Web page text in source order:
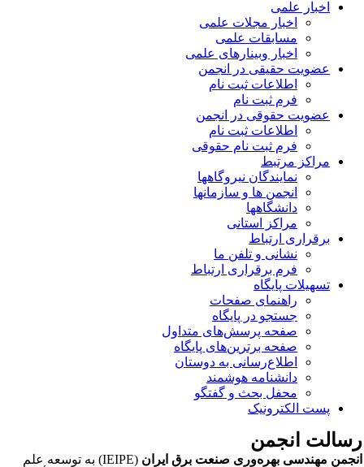
اخبار علمی
اخبار مجلات علمی
مسابقات علمی
اخبار وبینارهای علمی
عضویت حقیقی در انجمن
اطلاعات ثبت نام
فرم ثبت نام
عضویت حقوقی در انجمن
اطلاعات ثبت نام
فرم ثبت نام حقوقی
مراکز مرتبط
نمایندگان نیروگاهها
انجمن ها و سازمانها
دانشگاهها
مراکز استانی
برقراری ارتباط
نشانی و تلفن ما
فرم برقراری ارتباط
تسهیلات پایگاه
راهنمای صفحات
جستجو در پایگاه
صفحه پرسش‌های متداول
صفحه برترین‌های پایگاه
اطلاع‌رسانی به دوستان
دانشنامه هوشمند
محفل بحث و گفتگو
پست الکترونیک
انجمن
مهندسی بهره‌وری صنعت برق ایران
(IEIPE) به توسعه علم